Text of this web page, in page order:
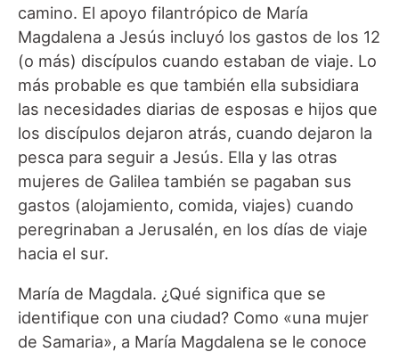
camino. El apoyo filantrópico de María
Magdalena a Jesús incluyó los gastos de los 12
(o más) discípulos cuando estaban de viaje. Lo
más probable es que también ella subsidiara
las necesidades diarias de esposas e hijos que
los discípulos dejaron atrás, cuando dejaron la
pesca para seguir a Jesús. Ella y las otras
mujeres de Galilea también se pagaban sus
gastos (alojamiento, comida, viajes) cuando
peregrinaban a Jerusalén, en los días de viaje
hacia el sur.
María de Magdala. ¿Qué significa que se
identifique con una ciudad? Como «una mujer
de Samaria», a María Magdalena se le conoce